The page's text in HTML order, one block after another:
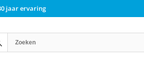
jaar ervaring